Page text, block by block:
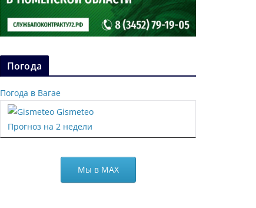
Погода
Погода в Вагае
Gismeteo
Прогноз на 2 недели
Мы в МАХ